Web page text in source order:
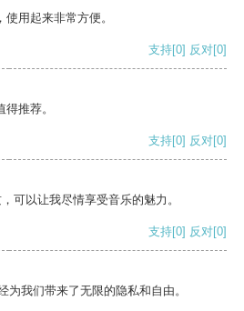
用起来非常方便。
支持[0] 反对[0]
推荐。
支持[0] 反对[0]
可以让我尽情享受音乐的魅力。
支持[0] 反对[0]
我们带来了无限的隐私和自由。